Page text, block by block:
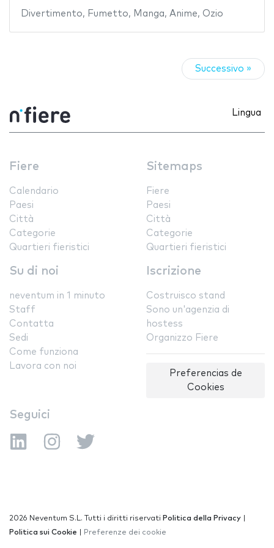
Divertimento, Fumetto, Manga, Anime, Ozio
Successivo »
Lingua
Fiere
Calendario
Paesi
Città
Categorie
Quartieri fieristici
Sitemaps
Fiere
Paesi
Città
Categorie
Quartieri fieristici
Su di noi
neventum in 1 minuto
Staff
Contatta
Sedi
Come funziona
Lavora con noi
Iscrizione
Costruisco stand
Sono un'agenzia di
hostess
Organizzo Fiere
Preferencias de
Cookies
Seguici
2026 Neventum S.L. Tutti i diritti riservati Politica della Privacy
Politica sui Cookie
Preferenze dei cookie